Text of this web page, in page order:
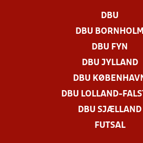
DBU
DBU BORNHOLM
DBU FYN
DBU JYLLAND
DBU
DBU LOLLAND-
DBU SJÆLLAND
FUTSAL